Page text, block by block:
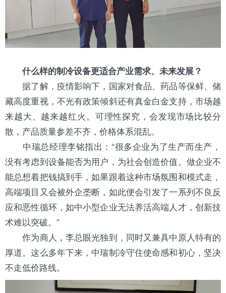
什么样的制冷设备更适合产业需求、未来发展？
据了解，疫情影响下，国家对食品、药品等保鲜、储
藏高度重视，不光有政策倾斜还有真金白金支持，市场越
来越大、越来越红火。可理性探究，会发现市场比较分
散，产品质量参差不齐，价格体系混乱。
中瑞总经理李铭指出：“很多企业为了生产而生产，
没有考虑到设备能否为用户，为社会创造价值。做企业不
能总想着把钱搞到手，如果跟着这种市场氛围和模式走，
高端项目又会被外企垄断，如此便会引发了一系列不良反
应和恶性循环，如中小型企业无法养活高端人才，创新技
术难以突破。”
作为商人，李总眼光独到，同时又兼具中原人特有的
厚道。这么多年下来，中瑞制冷守住使命感和初心，坚决
不走低价路线。